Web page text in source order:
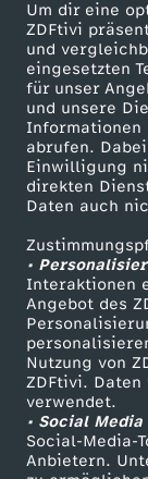
Um dir eine
ZDFtivi
und
eingesetzten
für unser
und unsere
Informationen
abrufen.
Einwilligung
direkten
Daten auch
•
Interaktionen
Angebot des
Nutzung von
ZDFtivi.
verwendet.
• Social
Social-Media-
Anbietern.
ü
n
e
n
m
ö
c
h
t
Mehr ZDF
ZDF-Apps
Smart TV
ZDFtext
Livestreams
Sendungen A-Z
TV-Programm
ZDF Unternehmen
Karriere